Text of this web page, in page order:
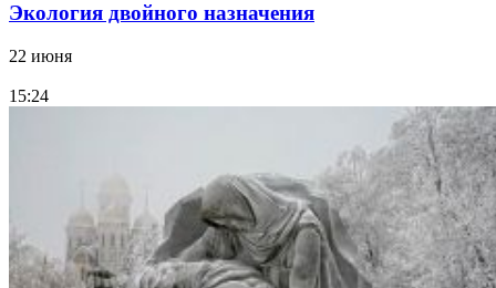
Экология двойного назначения
22 июня
15:24